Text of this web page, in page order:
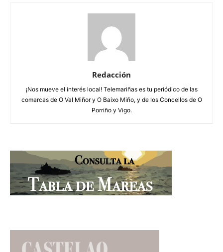
Redacción
¡Nos mueve el interés local! Telemariñas es tu periódico de las
comarcas de O Val Miñor y O Baixo Miño, y de los Concellos de O
Porriño y Vigo.